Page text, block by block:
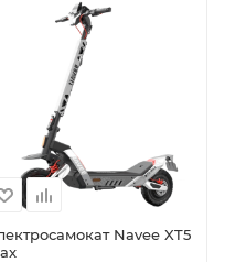
Navee XT5